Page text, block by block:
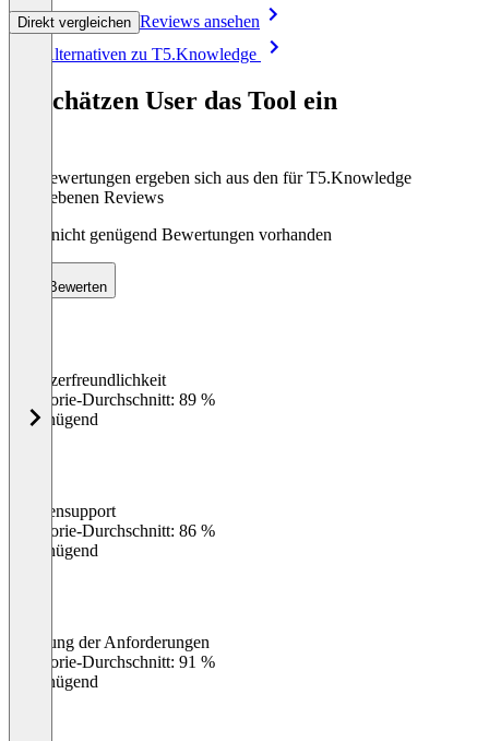
Direkt vergleichen Reviews ansehen
Alle Alternativen zu T5.Knowledge
So schätzen User das Tool ein
Die Bewertungen ergeben sich aus den für T5.Knowledge
abgegebenen Reviews
Noch nicht genügend Bewertungen vorhanden
Bewerten
Benutzerfreundlichkeit
Kategorie-Durchschnitt: 89 %
Ungenügend
Kundensupport
Kategorie-Durchschnitt: 86 %
Ungenügend
Erfüllung der Anforderungen
Kategorie-Durchschnitt: 91 %
Ungenügend